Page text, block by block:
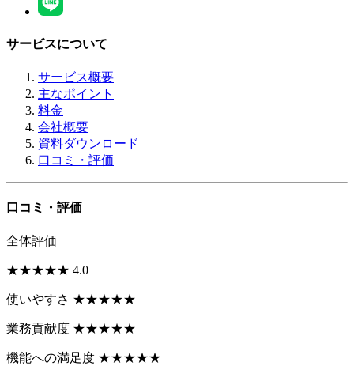
サービスについて
サービス概要
主なポイント
料金
会社概要
資料ダウンロード
口コミ・評価
口コミ・評価
全体評価
★★★★★ 4.0
使いやすさ ★★★★★
業務貢献度 ★★★★★
機能への満足度 ★★★★★